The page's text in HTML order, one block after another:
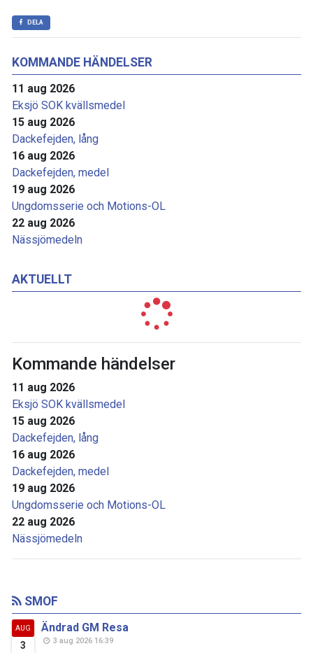
KOMMANDE HÄNDELSER
11 aug 2026
Eksjö SOK kvällsmedel
15 aug 2026
Dackefejden, lång
16 aug 2026
Dackefejden, medel
19 aug 2026
Ungdomsserie och Motions-OL
22 aug 2026
Nässjömedeln
AKTUELLT
Kommande händelser
11 aug 2026
Eksjö SOK kvällsmedel
15 aug 2026
Dackefejden, lång
16 aug 2026
Dackefejden, medel
19 aug 2026
Ungdomsserie och Motions-OL
22 aug 2026
Nässjömedeln
DELA
SMOF
AUG
3
Ändrad GM Resa
3 aug 2026 16:39